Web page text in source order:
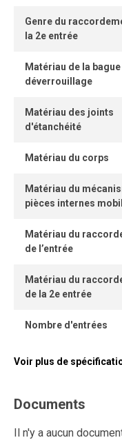
Genre du
la 2e entrée
Matériau de la
déverrouillage
Matériau des joints
d'étanchéité
Matériau du corps
Matériau du
pièces internes
Matériau du
de l’entrée
Matériau du
de la 2e entrée
Nombre d'entrées
Voir plus de
Documents
Il n'y a aucun